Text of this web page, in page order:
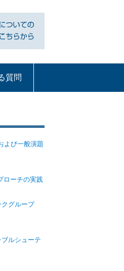
質問
よび一般演題
ローチの実践
クグループ
ルシューテ